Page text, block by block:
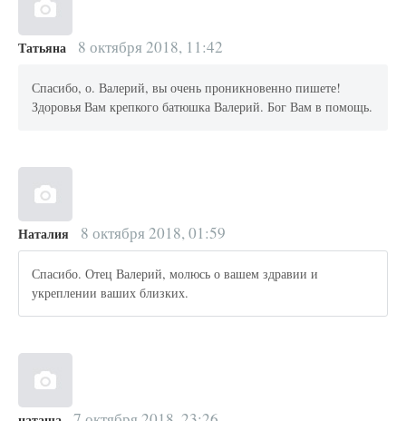
Татьяна 8 октября 2018, 11:42
Спасибо, о. Валерий, вы очень проникновенно пишете!
Здоровья Вам крепкого батюшка Валерий. Бог Вам в помощь.
Наталия 8 октября 2018, 01:59
Спасибо. Отец Валерий, молюсь о вашем здравии и
укреплении ваших близких.